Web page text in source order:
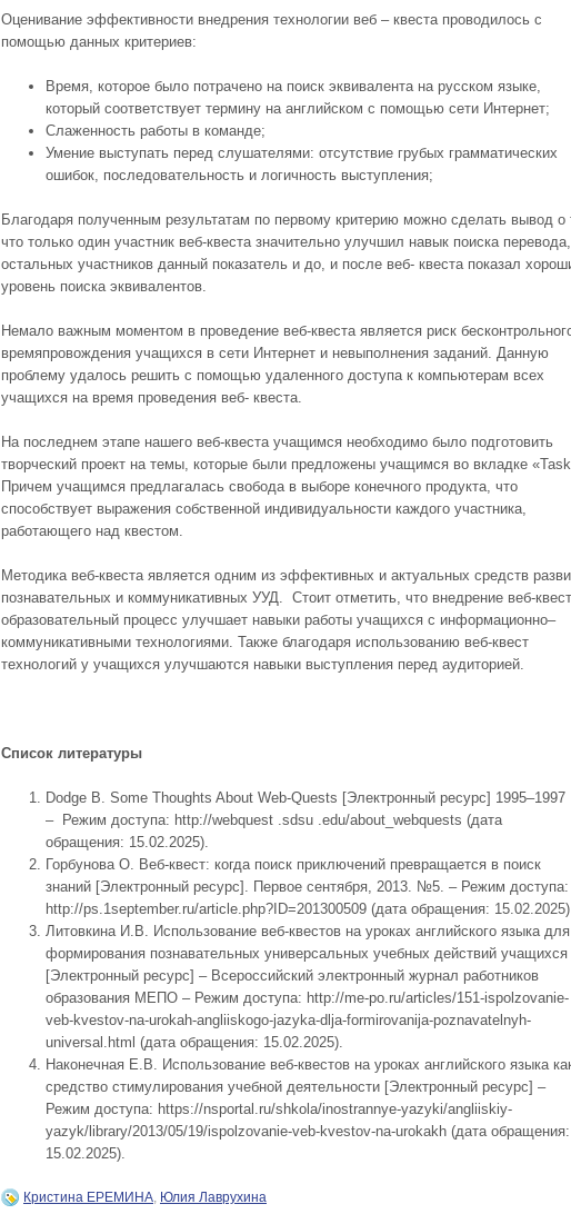
Оценивание эффективности внедрения технологии веб – квеста проводилось с
помощью данных критериев:
Время, которое было потрачено на поиск эквивалента на русском языке,
который соответствует термину на английском с помощью сети Интернет;
Слаженность работы в команде;
Умение выступать перед слушателями: отсутствие грубых грамматических
ошибок, последовательность и логичность выступления;
Благодаря полученным результатам по первому критерию можно сделать вывод о
что только один участник веб-квеста значительно улучшил навык поиска
остальных участников данный показатель и до, и после веб- квеста показал
уровень поиска эквивалентов.
Немало важным моментом в проведение веб-квеста является риск
времяпровождения учащихся в сети Интернет и невыполнения заданий. Данную
проблему удалось решить с помощью удаленного доступа к компьютерам всех
учащихся на время проведения веб- квеста.
На последнем этапе нашего веб-квеста учащимся необходимо было подготовить
творческий проект на темы, которые были предложены учащимся во вкладке
Причем учащимся предлагалась свобода в выборе конечного продукта, что
способствует выражения собственной индивидуальности каждого участника,
работающего над квестом.
Методика веб-квеста является одним из эффективных и актуальных средств
познавательных и коммуникативных УУД. Стоит отметить, что внедрение веб-
образовательный процесс улучшает навыки работы учащихся с информационно–
коммуникативными технологиями. Также благодаря использованию веб-квест
технологий у учащихся улучшаются навыки выступления перед аудиторией.
Список литературы
Dodge B. Some Thoughts About Web-Quests [Электронный ресурс] 1995–1997
– Режим доступа: http://webquest .sdsu .edu/about_webquests (дата
обращения: 15.02.2025).
Горбунова О. Веб-квест: когда поиск приключений превращается в поиск
знаний [Электронный ресурс]. Первое сентября, 2013. №5. – Режим доступа:
http://ps.1september.ru/article.php?ID=201300509 (дата обращения:
Литовкина И.В. Использование веб-квестов на уроках английского языка для
формирования познавательных универсальных учебных действий учащихся
[Электронный ресурс] – Всероссийский электронный журнал работников
образования МЕПО – Режим доступа: http://me-po.ru/articles/151-ispolzovanie-
veb-kvestov-na-urokah-angliiskogo-jazyka-dlja-formirovanija-poznavatelnyh-
universal.html (дата обращения: 15.02.2025).
Наконечная Е.В. Использование веб-квестов на уроках английского языка
средство стимулирования учебной деятельности [Электронный ресурс] –
Режим доступа: https://nsportal.ru/shkola/inostrannye-yazyki/angliiskiy-
yazyk/library/2013/05/19/ispolzovanie-veb-kvestov-na-urokakh (дата обращения:
15.02.2025).
Кристина ЕРЕМИНА, Юлия Лаврухина